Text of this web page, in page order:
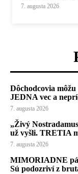
7. augusta 2026
Dôchodcovia
JEDNA vec a
7. augusta 2026
„Živý
už vyšli. TRETIA
7. augusta 2026
MIMORIADNE
Sú podozriví z